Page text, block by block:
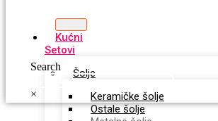
Kućni
Setovi
Šolje
Keramičke šolje
Ostale šolje
Search
×